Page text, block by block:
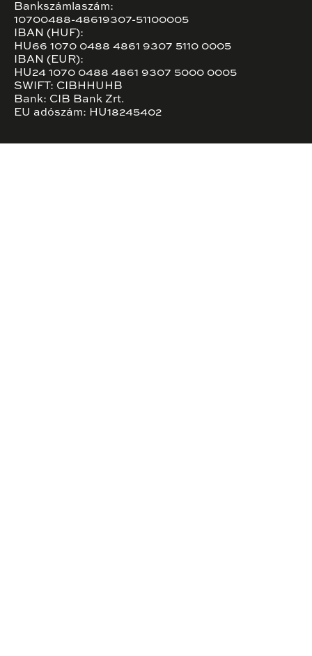
Bankszámlaszám:
10700488-48619307-51100005
IBAN (HUF):
HU66 1070 0488 4861 9307 5110 0005
IBAN (EUR):
HU24 1070 0488 4861 9307 5000 0005
SWIFT: CIBHHUHB
Bank: CIB Bank Zrt.
EU adószám: HU18245402